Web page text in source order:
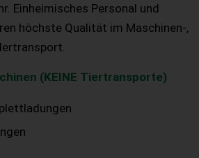
Einheimisches Personal und
höchste Qualität im Maschinen-,
(KEINE Tiertransporte)